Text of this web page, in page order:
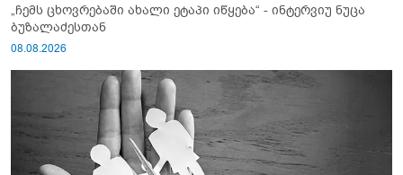
„ჩემს ცხოვრებაში ახალი ეტაპი იწყება“ - ინტერვიუ ნუცა
ბუზალაძესთან
08.08.2026